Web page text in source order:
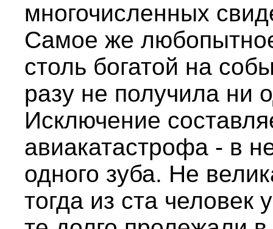
многочисленных
Самое же
столь богатой на
разу не получила ни
Исключение
авиакатастрофа - в
одного зуба. Не
тогда из ста человек